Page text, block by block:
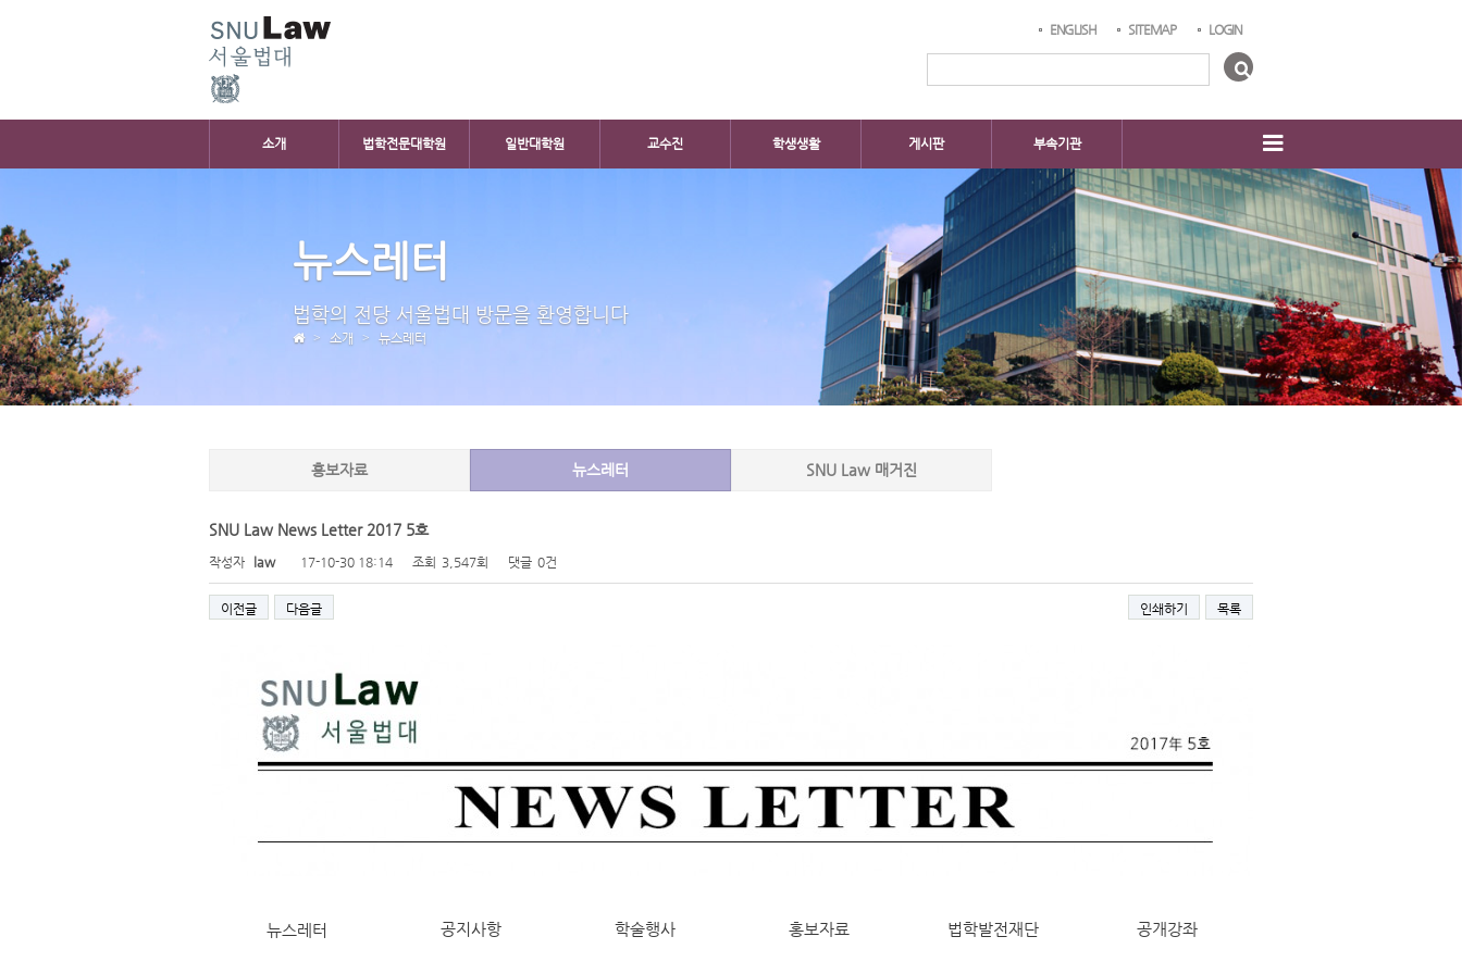
ENGLISH SITEMAP LOGIN
소개 법학전문대학원 일반대학원 교수진 학생생활 게시판 부속기관
뉴스레터
법학의 전당 서울법대 방문을 환영합니다
소개 뉴스레터
홍보자료 뉴스레터 SNU Law 매거진
SNU Law News Letter 2017 5호
작성자 law 17-10-30 18:14 조회 3,547회 댓글 0건
이전글 다음글 인쇄하기 목록
뉴스레터 공지사항 학술행사 홍보자료 법학발전재단 공개강좌